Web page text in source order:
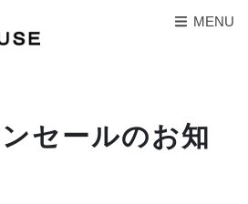
MENU
セールのお知